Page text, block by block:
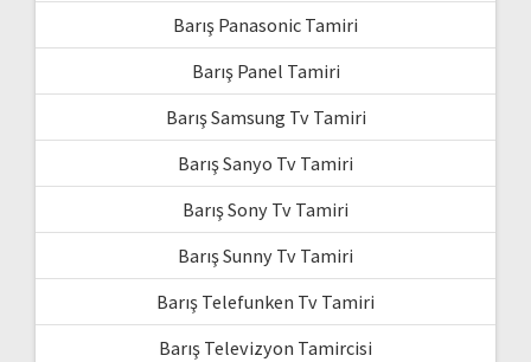
Barış Panasonic Tamiri
Barış Panel Tamiri
Barış Samsung Tv Tamiri
Barış Sanyo Tv Tamiri
Barış Sony Tv Tamiri
Barış Sunny Tv Tamiri
Barış Telefunken Tv Tamiri
Barış Televizyon Tamircisi